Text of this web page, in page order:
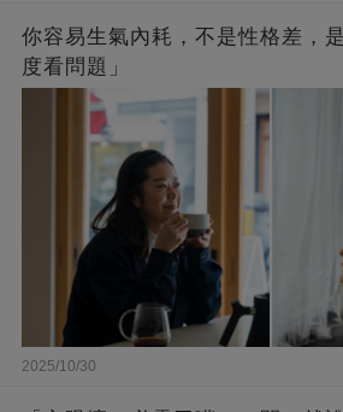
你容易生氣內耗，不是性格差，
度看問題」
2025/10/30